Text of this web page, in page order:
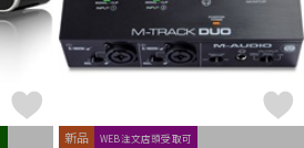
新品 WEB注文店頭受取可